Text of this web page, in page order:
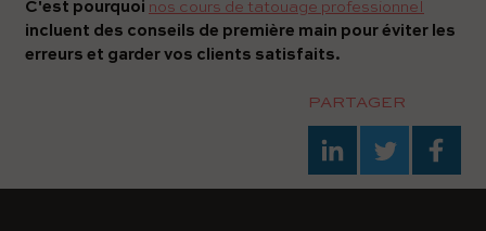
C'est pourquoi nos cours de tatouage professionnel
incluent des conseils de première main pour éviter les
erreurs et garder vos clients satisfaits.
PARTAGER